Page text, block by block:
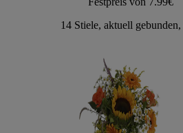
14 Stiele, aktuell